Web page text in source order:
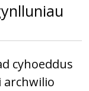
cyhoeddus
archwilio